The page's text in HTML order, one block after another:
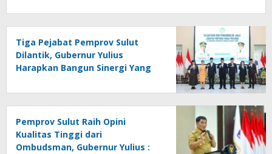
Tiga Pejabat Pemprov Sulut
Dilantik, Gubernur Yulius
Harapkan Bangun Sinergi Yang
Pemprov Sulut Raih Opini
Kualitas Tinggi dari
Ombudsman, Gubernur Yulius :